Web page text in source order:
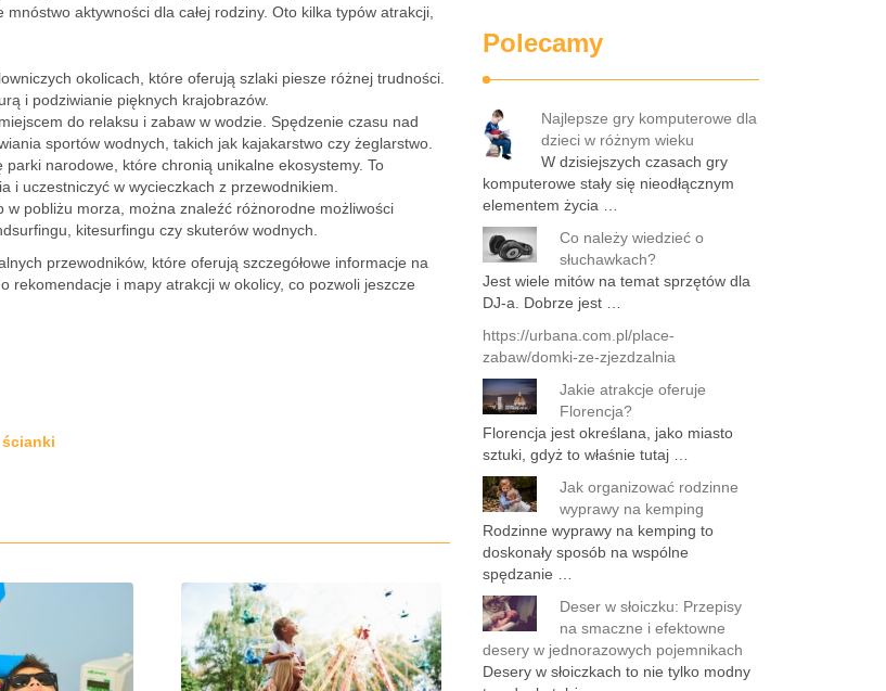
aktywności dla całej rodziny. Oto kilka typów atrakcji,
okolicach, które oferują szlaki piesze różnej trudności.
i podziwianie pięknych krajobrazów.
do relaksu i zabaw w wodzie. Spędzenie czasu nad
sportów wodnych, takich jak kajakarstwo czy żeglarstwo.
narodowe, które chronią unikalne ekosystemy. To
i uczestniczyć w wycieczkach z przewodnikiem.
w pobliżu morza, można znaleźć różnorodne możliwości
kitesurfingu czy skuterów wodnych.
przewodników, które oferują szczegółowe informacje na
i mapy atrakcji w okolicy, co pozwoli jeszcze
Polecamy
Najlepsze gry komputerowe dla
dzieci w różnym wieku
W dzisiejszych czasach gry
komputerowe stały się nieodłącznym
elementem życia …
Co należy wiedzieć o
słuchawkach?
Jest wiele mitów na temat sprzętów dla
DJ-a. Dobrze jest …
https://urbana.com.pl/place-
zabaw/domki-ze-zjezdzalnia
Jakie atrakcje oferuje
Florencja?
Florencja jest określana, jako miasto
sztuki, gdyż to właśnie tutaj …
Jak organizować rodzinne
wyprawy na kemping
Rodzinne wyprawy na kemping to
doskonały sposób na wspólne
spędzanie …
Deser w słoiczku: Przepisy
na smaczne i efektowne
desery w jednorazowych pojemnikach
Desery w słoiczkach to nie tylko modny